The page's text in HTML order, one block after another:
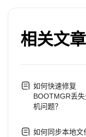
相关文章
如何快速修复
BOOTMGR丢
机问题？
如何同步本地文